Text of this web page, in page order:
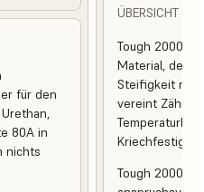
für den
80A in
nichts
ÜBERSICHT
Tough 2000
Material,
Steifigkeit mit
vereint
Tough 2000